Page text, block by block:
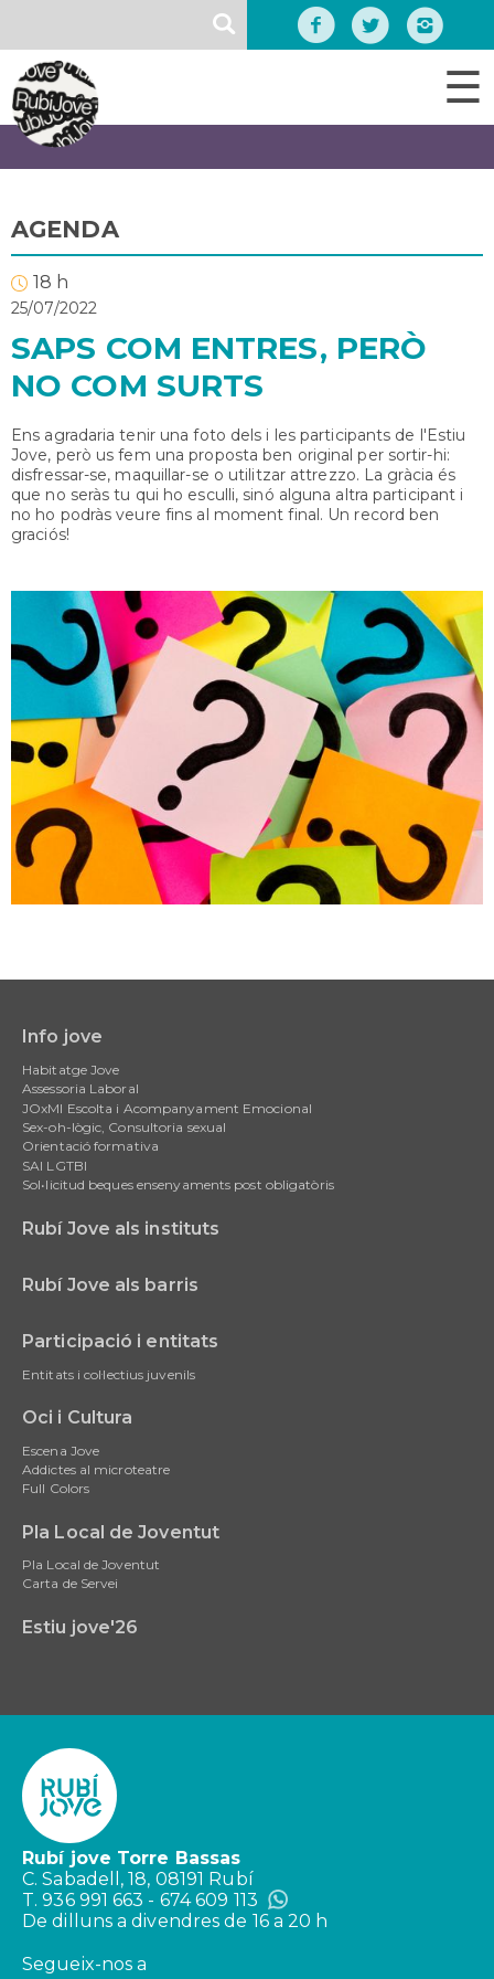
contingut
☰
AGENDA
18 h
25/07/2022
SAPS COM ENTRES, PERÒ
NO COM SURTS
Ens agradaria tenir una foto dels i les participants de l'Estiu
Jove, però us fem una proposta ben original per sortir-hi:
disfressar-se, maquillar-se o utilitzar attrezzo. La gràcia és
que no seràs tu qui ho esculli, sinó alguna altra participant i
no ho podràs veure fins al moment final. Un record ben
graciós!
navigation
Info jove
Habitatge Jove
Assessoria Laboral
JOxMI Escolta i Acompanyament Emocional
Sex-oh-lògic, Consultoria sexual
Orientació formativa
SAI LGTBI
Sol•licitud beques ensenyaments post obligatòris
Rubí Jove als instituts
Rubí Jove als barris
Participació i entitats
Entitats i col·lectius juvenils
Oci i Cultura
Escena Jove
Addictes al microteatre
Full Colors
Pla Local de Joventut
Pla Local de Joventut
Carta de Servei
Estiu jove'26
Rubí jove Torre Bassas
C. Sabadell, 18, 08191 Rubí
T. 936 991 663 - 674 609 113
De dilluns a divendres de 16 a 20 h
Segueix-nos a